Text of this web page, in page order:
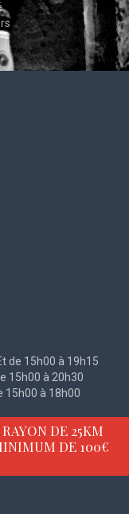
de 15h00 à 19h15
15h00 à 20h30
15h00 à 18h00
DE 25KM
DE 100€